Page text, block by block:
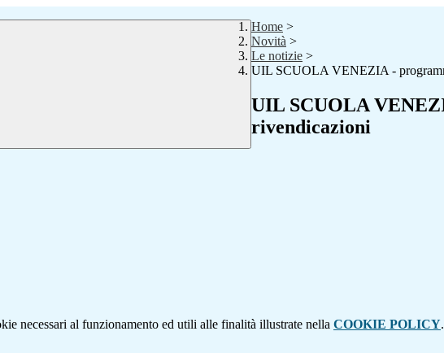
Home >
Novità >
Le notizie >
UIL SCUOLA VENEZIA -
UIL SCUOLA
rivendicazioni
necessari al funzionamento ed utili alle finalità illustrate nella COOKIE POLICY.